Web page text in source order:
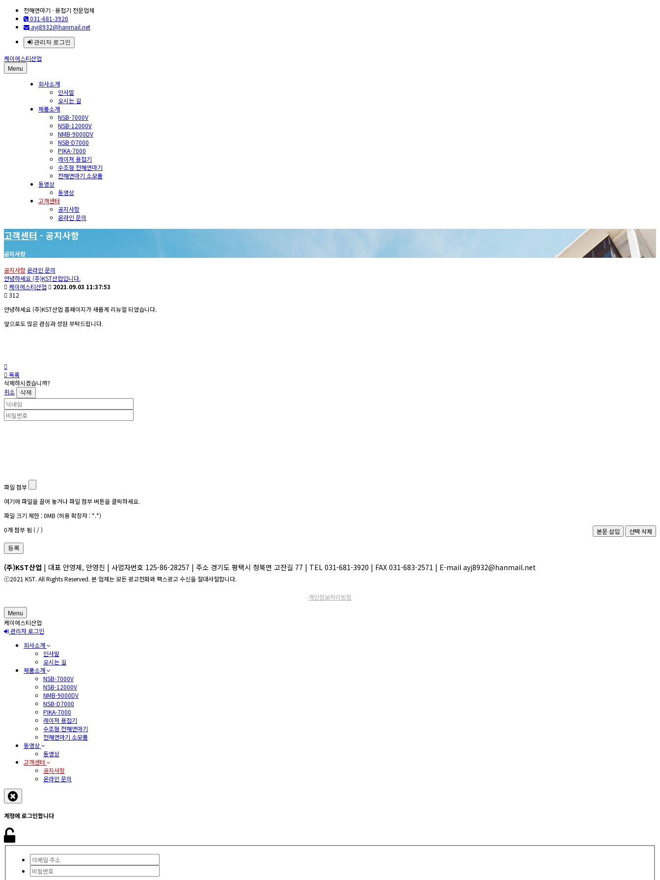
전해연마기 · 용접기 전문업체
031-681-3920
ayj8932@hanmail.net
관리자 로그인
케이에스티산업
Menu
회사소개
인사말
오시는 길
제품소개
NSB-7000V
NSB-12000V
NMB-9000DV
NSB-D7000
PIKA-7000
레이져 용접기
수조형 전해연마기
전해연마기 소모품
동영상
동영상
고객센터
공지사항
온라인 문의
고객센터 - 공지사항
공지사항
공지사항온라인 문의
안녕하세요 (주)KST산업입니다.
케이에스티산업
2021.09.03 11:37:53
312
안녕하세요 (주)KST산업 홈페이지가 새롭게 리뉴얼 되었습니다.
앞으로도 많은 관심과 성원 부탁드립니다.
목록
삭제하시겠습니까?
취소
삭제
파일 첨부
여기에 파일을 끌어 놓거나 파일 첨부 버튼을 클릭하세요.
파일 크기 제한 :0MB (허용 확장자 : *.*)
0개 첨부 됨 ( /)
등록
(주)KST산업 | 대표 안영제, 안영진 | 사업자번호 125-86-28257 | 주소 경기도 평택시 청북면 고잔길 77 | TEL 031-681-3920 | FAX 031-683-2571 | E-mail ayj8932@hanmail.net
ⓒ2021 KST. All Rights Reserved. 본 업체는 모든 광고전화와 팩스광고 수신을 절대사절합니다.
개인정보처리방침
Menu
케이에스티산업
관리자 로그인
회사소개
인사말
오시는 길
제품소개
NSB-7000V
NSB-12000V
NMB-9000DV
NSB-D7000
PIKA-7000
레이져 용접기
수조형 전해연마기
전해연마기 소모품
동영상
동영상
고객센터
공지사항
온라인 문의
계정에 로그인합니다